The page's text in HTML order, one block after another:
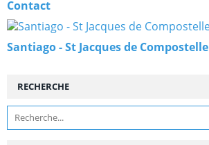
Contact
Santiago - St Jacques de Compostelle
RECHERCHE